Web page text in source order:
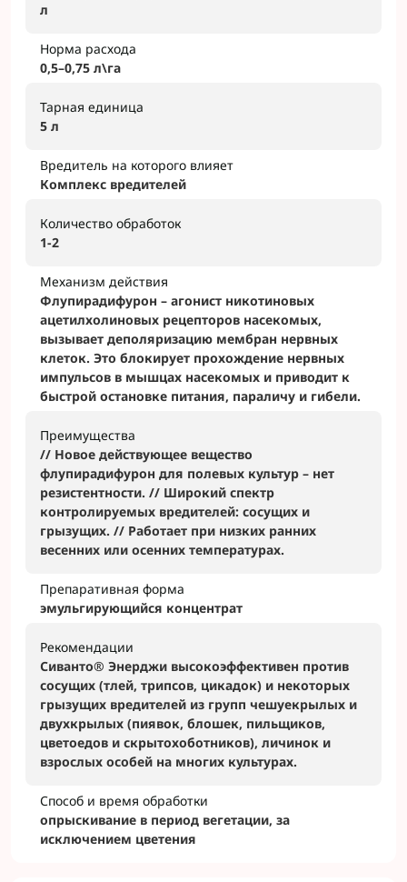
л
Норма расхода
0,5–0,75 л\га
Тарная единица
5 л
Вредитель на которого влияет
Комплекс вредителей
Количество обработок
1-2
Механизм действия
Флупирадифурон – агонист никотиновых
ацетилхолиновых рецепторов насекомых,
вызывает деполяризацию мембран нервных
клеток. Это блокирует прохождение нервных
импульсов в мышцах насекомых и приводит к
быстрой остановке питания, параличу и гибели.
Преимущества
// Новое действующее вещество
флупирадифурон для полевых культур – нет
резистентности. // Широкий спектр
контролируемых вредителей: сосущих и
грызущих. // Работает при низких ранних
весенних или осенних температурах.
Препаративная форма
эмульгирующийся концентрат
Рекомендации
Сиванто® Энерджи высокоэффективен против
сосущих (тлей, трипсов, цикадок) и некоторых
грызущих вредителей из групп чешуекрылых и
двухкрылых (пиявок, блошек, пильщиков,
цветоедов и скрытохоботников), личинок и
взрослых особей на многих культурах.
Способ и время обработки
опрыскивание в период вегетации, за
исключением цветения